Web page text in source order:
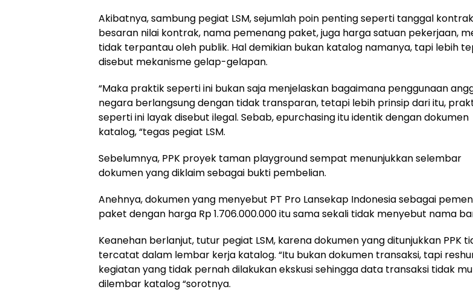
Akibatnya, sambung pegiat LSM, sejumlah poin penting seperti tanggal
besaran nilai kontrak, nama pemenang paket, juga harga satuan pekerjaan,
tidak terpantau oleh publik. Hal demikian bukan katalog namanya, tapi lebih
disebut mekanisme gelap-gelapan.
“Maka praktik seperti ini bukan saja menjelaskan bagaimana penggunaan
negara berlangsung dengan tidak transparan, tetapi lebih prinsip dari itu,
seperti ini layak disebut ilegal. Sebab, epurchasing itu identik dengan dokumen
katalog, “tegas pegiat LSM.
Sebelumnya, PPK proyek taman playground sempat menunjukkan selembar
dokumen yang diklaim sebagai bukti pembelian.
Anehnya, dokumen yang menyebut PT Pro Lansekap Indonesia sebagai
paket dengan harga Rp 1.706.000.000 itu sama sekali tidak menyebut nama
Keanehan berlanjut, tutur pegiat LSM, karena dokumen yang ditunjukkan PPK
tercatat dalam lembar kerja katalog. “Itu bukan dokumen transaksi, tapi
kegiatan yang tidak pernah dilakukan ekskusi sehingga data transaksi tidak
dilembar katalog “sorotnya.